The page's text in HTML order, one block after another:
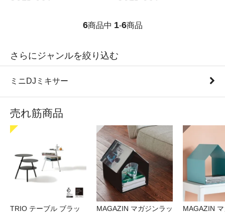
6商品中 1-6商品
さらにジャンルを絞り込む
ミニDJミキサー
売れ筋商品
TRIO テーブル ブラッ
MAGAZIN マガジンラッ
MAGAZIN